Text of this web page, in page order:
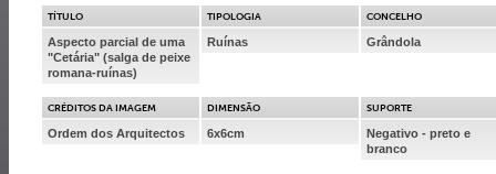
TÍTULO
Aspecto parcial de uma
"Cetária" (salga de peixe
romana-ruínas)
TIPOLOGIA
Ruínas
CONCELHO
Grândola
CRÉDITOS DA IMAGEM
Ordem dos Arquitectos
DIMENSÃO
6x6cm
SUPORTE
Negativo - preto e
branco